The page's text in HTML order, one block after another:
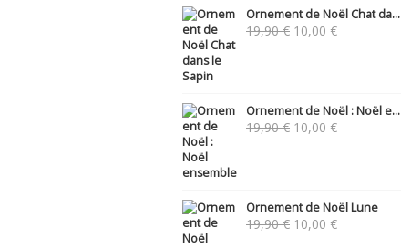
Ornement de Noël Chat da...
19,90€ Le
10,00 €Le
Ornement de Noël : Noël e...
19,90€ Le
10,00 €Le
Ornement de Noël Lune
19,90€ Le
10,00 €Le